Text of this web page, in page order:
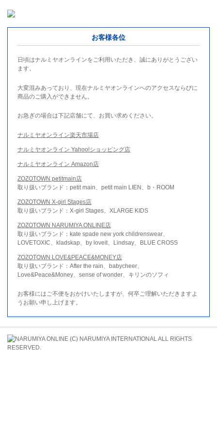
お客様各位
日頃はナルミヤオンラインをご利用いただき、誠にありがとうござい
ます。
大変混みあっており、現在ナルミヤオンラインへのアクセスならびに
商品のご購入ができません。
お急ぎの場合は下記店舗にて、お買い求めください。
ナルミヤオンライン楽天市場店
ナルミヤオンライン Yahoo!ショッピング店
ナルミヤオンライン Amazon店
ZOZOTOWN petitmain店
取り扱いブランド：petit main、petit main LIEN、b・ROOM
ZOZOTOWN X-girl Stages店
取り扱いブランド：X-girl Stages、XLARGE KIDS
ZOZOTOWN NARUMIYA ONLINE店
取り扱いブランド：kate spade new york childrenswear、
LOVETOXIC、kladskap、by loveit、Lindsay、BLUE CROSS
ZOZOTOWN LOVE&PEACE&MONEY店
取り扱いブランド：After the rain、babycheer、
Love&Peace&Money、sense of wonder、キリンのソフィ
お客様にはご不便をおかけいたしますが、何卒ご理解いただきますよ
うお願い申し上げます。